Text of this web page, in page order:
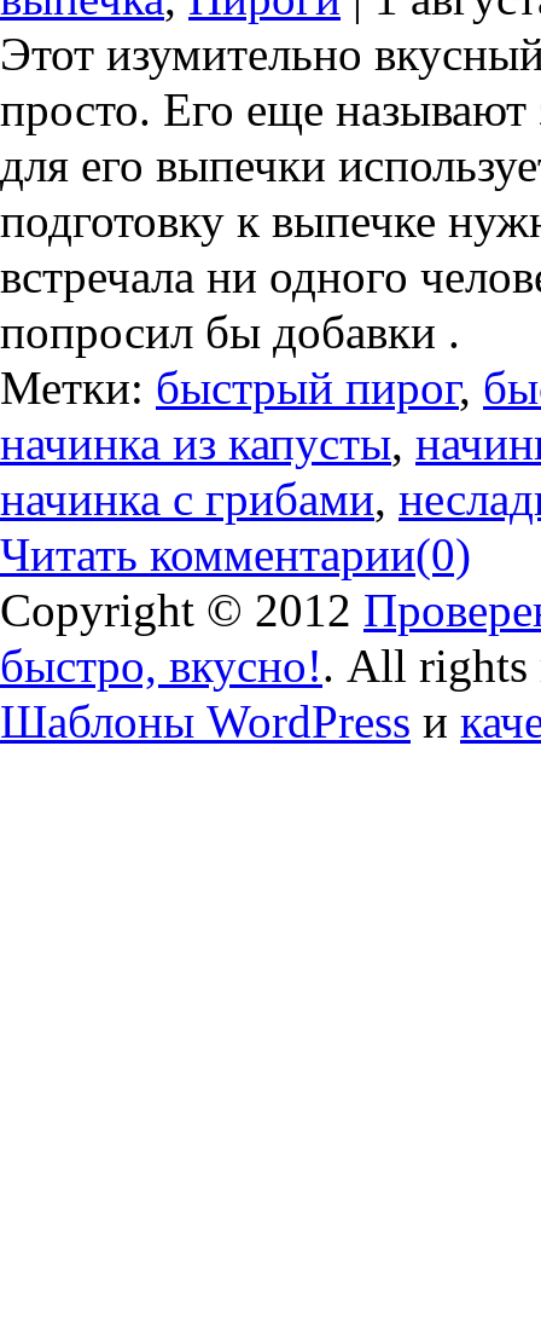
Этот изумительно
просто. Его еще
для его выпечки
подготовку к выпечке
встречала ни одного
попросил бы добавки .
Метки: быстрый пирог,
начинка из капусты,
начинка с грибами,
Читать комментарии(0)
Copyright © 2012
быстро, вкусно!. All rights
Шаблоны WordPress и